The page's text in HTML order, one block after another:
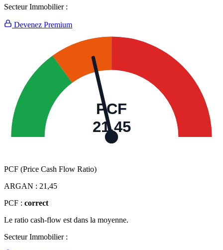
Secteur Immobilier :
Devenez Premium
PCF
21,45
PCF (Price Cash Flow Ratio)
ARGAN : 21,45
PCF : correct
Le ratio cash-flow est dans la moyenne.
Secteur Immobilier :